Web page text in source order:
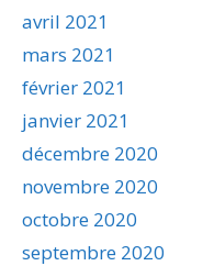
avril 2021
mars 2021
février 2021
janvier 2021
décembre 2020
novembre 2020
octobre 2020
septembre 2020